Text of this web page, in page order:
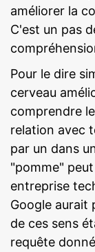
améliorer la
C'est un pas
Pour le dire
cerveau
comprendre
relation avec
par un dans
"pomme"
entreprise
Google aurait
de ces sens
requête